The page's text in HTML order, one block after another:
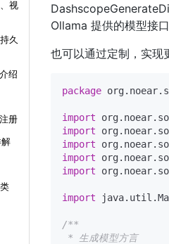
视
久
绍
册
解
Ollama 提供的模型接
也可以通过定制，实现
package
import
import
import
import
import
import
/**
* 生成模型方言